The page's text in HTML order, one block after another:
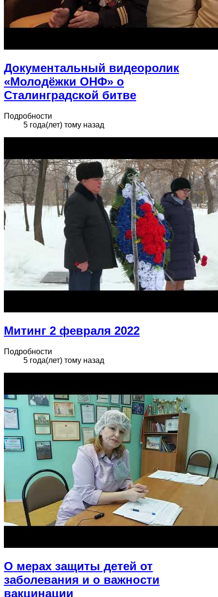
Документальный видеоролик
«Молодёжки ОНФ» о
Сталинградской битве
Подробности
5 года(лет) тому назад
Митинг 2 февраля 2022
Подробности
5 года(лет) тому назад
О мерах защиты детей от
заболевания и о важности
вакцинации